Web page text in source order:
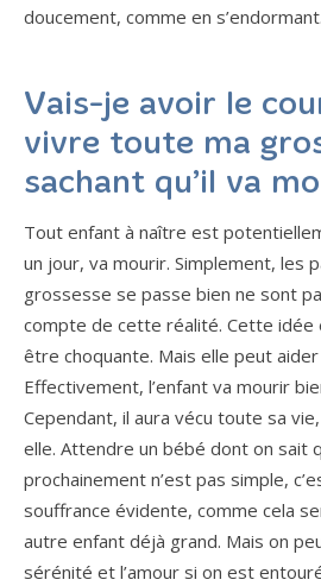
doucement, comme en s’endormant.
Vais-je avoir le
vivre toute ma
sachant qu’il va
Tout enfant à naître est
un jour, va mourir. Simplement, les
grossesse se passe bien ne sont
compte de cette réalité. Cette
être choquante. Mais elle peut
Effectivement, l’enfant va mourir
Cependant, il aura vécu toute sa
elle. Attendre un bébé dont on sait
prochainement n’est pas simple,
souffrance évidente, comme cela
autre enfant déjà grand. Mais on
sérénité et l’amour si on est